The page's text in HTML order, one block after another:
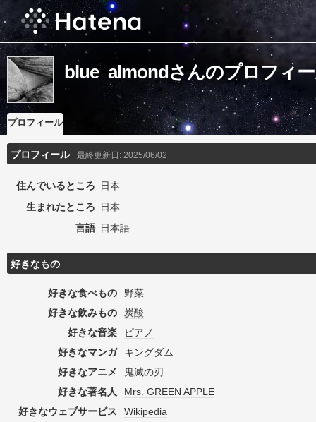
blue_almondさんのプロフィ
プロフィール
プロフィール 最終更新日: 2025/06/02
住んでいるところ
日本
生まれたところ
日本
言語 日本語
好きなもの
好きな食べもの
野菜
好きな飲みもの
炭酸
好きな音楽
ピアノ
好きなマンガ
キングダム
好きなアニメ
鬼滅の刃
好きな著名人
Mrs. GREEN APPLE
好きなウェブサービス
Wikipedia